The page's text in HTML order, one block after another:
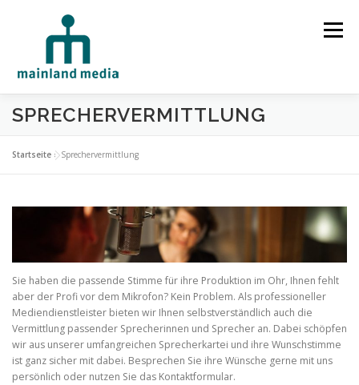
Menü
HOME STUDIO LEISTUNGEN
SPRECHERVERMITTLUNG
Startseite »Sprechervermittlung
Sie haben die passende Stimme für ihre Produktion im Ohr, Ihnen fehlt
aber der Profi vor dem Mikrofon? Kein Problem. Als professioneller
Mediendienstleister bieten wir Ihnen selbstverständlich auch die
Vermittlung passender Sprecherinnen und Sprecher an. Dabei schöpfen
wir aus unserer umfangreichen Sprecherkartei und ihre Wunschstimme
ist ganz sicher mit dabei. Besprechen Sie ihre Wünsche gerne mit uns
persönlich oder nutzen Sie das Kontaktformular.